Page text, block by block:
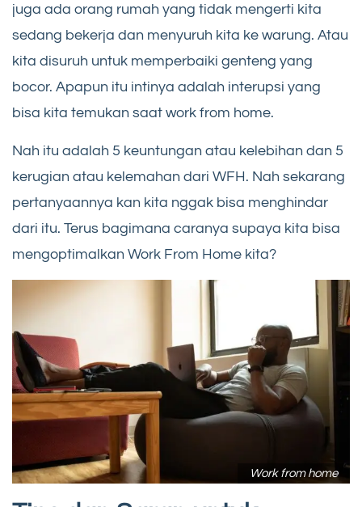
juga ada orang rumah yang tidak mengerti kita
sedang bekerja dan menyuruh kita ke warung. Atau
kita disuruh untuk memperbaiki genteng yang
bocor. Apapun itu intinya adalah interupsi yang
bisa kita temukan saat work from home.
Nah itu adalah 5 keuntungan atau kelebihan dan 5
kerugian atau kelemahan dari WFH. Nah sekarang
pertanyaannya kan kita nggak bisa menghindar
dari itu. Terus bagimana caranya supaya kita bisa
mengoptimalkan Work From Home kita?
Work from home